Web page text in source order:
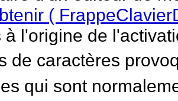
(
à l'origine de
de caractères
qui sont